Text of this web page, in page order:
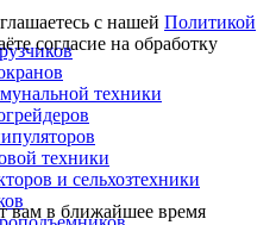
техники
техники
и сельхозтехники
с нашейПолитикой
согласие на обработку
вам в ближайшее время